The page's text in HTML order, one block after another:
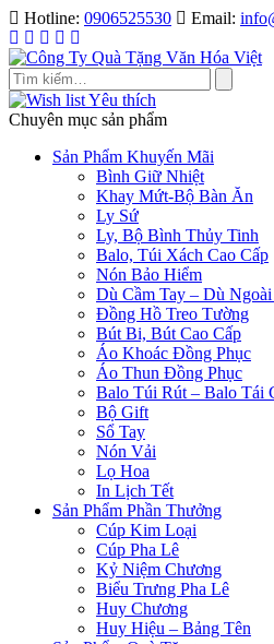
Skip
to
content
Hotline: 0906525530 Email:
Yêu thích
Chuyên mục sản phẩm
Sản Phẩm Khuyến Mãi
Bình Giữ Nhiệt
Khay Mứt-Bộ Bàn Ăn
Ly Sứ
Ly, Bộ Bình Thủy Tinh
Balo, Túi Xách Cao Cấp
Nón Bảo Hiểm
Dù Cầm Tay – Dù
Đồng Hồ Treo Tường
Bút Bi, Bút Cao Cấp
Áo Khoác Đồng Phục
Áo Thun Đồng Phục
Balo Túi Rút – Balo Tái
Bộ Gift
Sổ Tay
Nón Vải
Lọ Hoa
In Lịch Tết
Sản Phẩm Phần Thưởng
Cúp Kim Loại
Cúp Pha Lê
Kỷ Niệm Chương
Biểu Trưng Pha Lê
Huy Chương
Huy Hiệu – Bảng Tên